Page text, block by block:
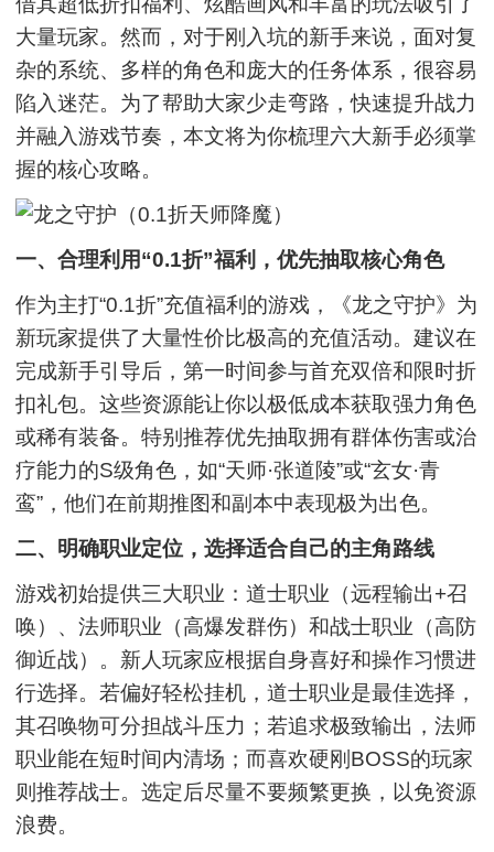
大量玩家。然而，对于刚入坑的新手来说，面对复
杂的系统、多样的角色和庞大的任务体系，很容易
陷入迷茫。为了帮助大家少走弯路，快速提升战力
并融入游戏节奏，本文将为你梳理六大新手必须掌
握的核心攻略。
一、合理利用“0.1折”福利，优先抽取核心角色
作为主打“0.1折”充值福利的游戏，《龙之守护》为
新玩家提供了大量性价比极高的充值活动。建议在
完成新手引导后，第一时间参与首充双倍和限时折
扣礼包。这些资源能让你以极低成本获取强力角色
或稀有装备。特别推荐优先抽取拥有群体伤害或治
疗能力的S级角色，如“天师·张道陵”或“玄女·青
鸾”，他们在前期推图和副本中表现极为出色。
二、明确职业定位，选择适合自己的主角路线
游戏初始提供三大职业：道士职业（远程输出+召
唤）、法师职业（高爆发群伤）和战士职业（高防
御近战）。新人玩家应根据自身喜好和操作习惯进
行选择。若偏好轻松挂机，道士职业是最佳选择，
其召唤物可分担战斗压力；若追求极致输出，法师
职业能在短时间内清场；而喜欢硬刚BOSS的玩家
则推荐战士。选定后尽量不要频繁更换，以免资源
浪费。